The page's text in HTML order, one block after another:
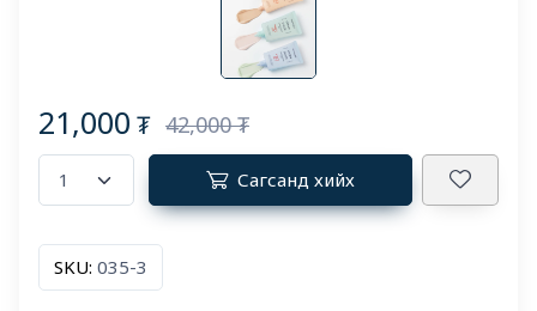
21,000 ₮ 42,000 ₮
Сагсанд хийх
SKU: 035-3